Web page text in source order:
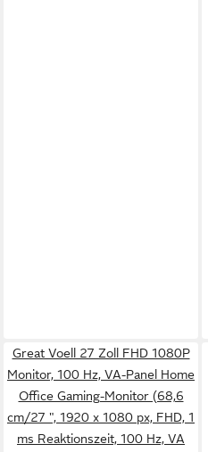
Great Voell 27 Zoll FHD 1080P
Monitor, 100 Hz, VA-Panel Home
Office Gaming-Monitor (68,6
cm/27 ", 1920 x 1080 px, FHD, 1
ms Reaktionszeit, 100 Hz, VA